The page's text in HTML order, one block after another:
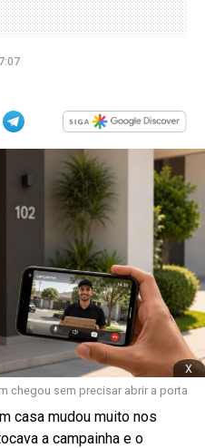
x
chegou sem precisar abrir a porta
casa mudou muito nos
a campainha e o